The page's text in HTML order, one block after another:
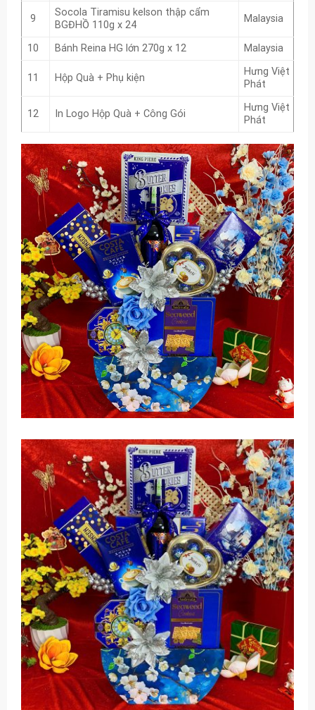
9
Socola Tiramisu kelson thập cẩm
BGĐHỒ 110g x 24
Malaysia
10 Bánh Reina HG lớn 270g x 12 Malaysia
11 Hộp Quà + Phụ kiện
Hưng Việt
Phát
12 In Logo Hộp Quà + Công Gói
Hưng Việt
Phát